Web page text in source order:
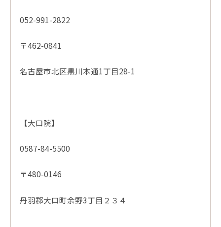
052-991-2822
〒462-0841
名古屋市北区黒川本通1丁目28-1
【大口院】
0587-84-5500
〒480-0146
丹羽郡大口町余野3丁目２３４